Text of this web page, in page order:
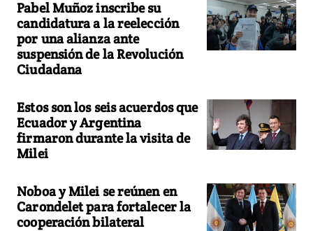
Pabel Muñoz inscribe su
candidatura a la reelección
por una alianza ante
suspensión de la Revolución
Ciudadana
Estos son los seis acuerdos que
Ecuador y Argentina
firmaron durante la visita de
Milei
Noboa y Milei se reúnen en
Carondelet para fortalecer la
cooperación bilateral